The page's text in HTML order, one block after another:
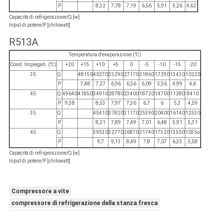
P
8,32 7,78 7,19 6,56 5,91 5,26 4,62
Capacità di refrigerazione/Q [w]
Input di potere/P [chilowatt]
R513A
Temperatura d'evaporazione (℃)
Cond. Impiegati. (℃)
+20 +15 +10 +5 0 -5 -10 -15
-20
35
Q 4815040270332902717021860172901343010220
P
7,48 7,27 6,96 6,56 6,09 5,56 4,99
4,4
45
Q 4964041850349102878023400187201470011280 8410
P
9,38 8,53 7,97 7,36 6,7 6 5,3
4,59
35
Q 45410378203117025390204001614012530
P
8,21 7,89 7,49 7,01 6,48 5,91
5,31
45
Q 3953032770268702174017320135501035o
P
9,7 9,13 8,49 7,8 7,07 6,33 5,58
Capacità di refrigerazione/Q [w]
Input di potere/P [chilowatt]
Compressore a vite
compressore di refrigerazione della stanza fresca